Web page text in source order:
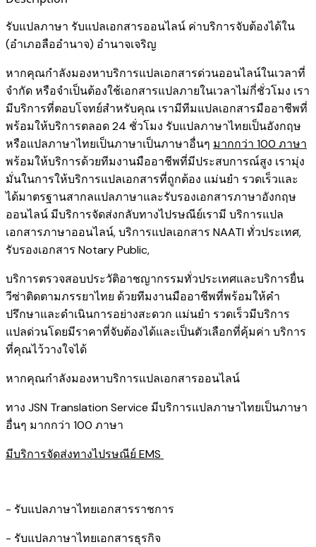
รับแปลภาษา รับแปลเอกสารออนไลน์ ค่าบริการจับต้องได้ใน
(อำเภอลืออำนาจ) อำนาจเจริญ
หากคุณกำลังมองหาบริการแปลเอกสารด่วนออนไลน์ในเวลาที่
จำกัด หรือจำเป็นต้องใช้เอกสารแปลภายในเวลาไม่กี่ชั่วโมง เรา
มีบริการที่ตอบโจทย์สำหรับคุณ เรามีทีมแปลเอกสารมืออาชีพที่
พร้อมให้บริการตลอด 24 ชั่วโมง รับแปลภาษาไทยเป็นอังกฤษ
หรือแปลภาษาไทยเป็นภาษาเป็นภาษาอื่นๆ มากกว่า 100 ภาษา
พร้อมให้บริการด้วยทีมงานมืออาชีพที่มีประสบการณ์สูง เรามุ่ง
มั่นในการให้บริการแปลเอกสารที่ถูกต้อง แม่นยำ รวดเร็วและ
ได้มาตรฐานสากลแปลภาษาและรับรองเอกสารภาษาอังกฤษ
ออนไลน์ มีบริการจัดส่งกลับทางไปรษณีย์เรามี บริการแปล
เอกสารภาษาออนไลน์,บริการแปลเอกสาร NAATI ​ทั่วประเทศ,
รับรองเอกสาร Notary Public,
บริการตรวจสอบประวัติอาชญากรรม​ทั่วประเทศและบริการยื่น
วีซ่าติดตามภรรยาไทย ด้วยทีมงานมืออาชีพที่พร้อมให้คำ
ปรึกษาและดำเนินการอย่างสะดวก แม่นยำ รวดเร็วมีบริการ
แปลด่วนโดยมีราคาที่จับต้องได้และเป็นตัวเลือกที่คุ้มค่า บริการ
ที่คุณไว้วางใจได้
หากคุณกำลังมองหาบริการแปลเอกสารออนไลน์
ทาง JSN Translation Service มีบริการแปลภาษาไทยเป็นภาษา
อื่นๆ มากกว่า 100 ภาษา
มีบริการจัดส่งทางไปรษณีย์ EMS
- รับแปลภาษาไทยเอกสารราชการ
- รับแปลภาษาไทยเอกสารธุรกิจ